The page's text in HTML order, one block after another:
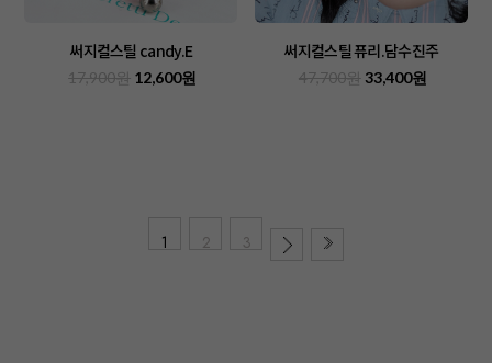
써지컬스틸 candy.E
17,900원 12,600원
써지컬스틸 퓨리.담수진주
47,700원 33,400원
1 2 3